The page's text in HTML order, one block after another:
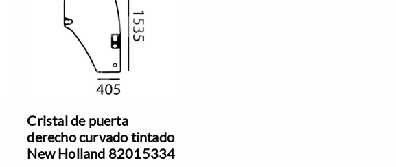
Cristal de puerta
derecho curvado tintado
New Holland 82015334